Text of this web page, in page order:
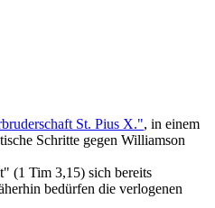
St. Pius X.", in einem
Schritte gegen Williamson
(1 Tim 3,15) sich bereits
bedürfen die verlogenen